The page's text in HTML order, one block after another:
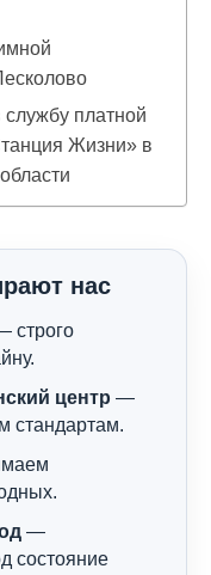
платной
Жизни» в
нас
строго
центр —
стандартам.
—
состояние